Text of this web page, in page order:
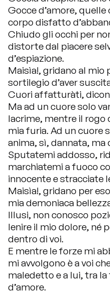
Gocce d’amore, quelle
corpo disfatto
Chiudo gli occhi per
distorte dal piacere
d’espiazione.
Maisìa!, gridano al mio
sortilegio d’aver
Cuori affatturàti,
Ma ad un cuore solo
lacrime, mentre il rogo
mia furia. Ad un cuore
anima, sì, dannata, ma
Sputatemi addosso,
marchiatemi a fuoco
innocente e stracciate
Maisìa!, gridano per
mia demoniaca
Illusi, non conosco
lenire il mio dolore, né
dentro di voi.
E mentre le forze mi
mi avvolgono è a voi
maledetto e a lui, tra
d’amore.